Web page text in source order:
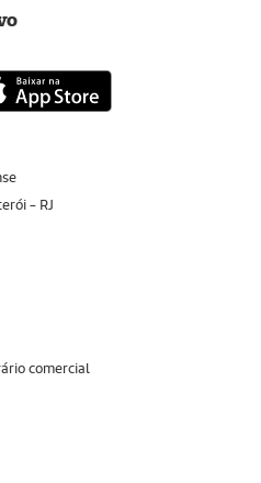
- RJ
comercial